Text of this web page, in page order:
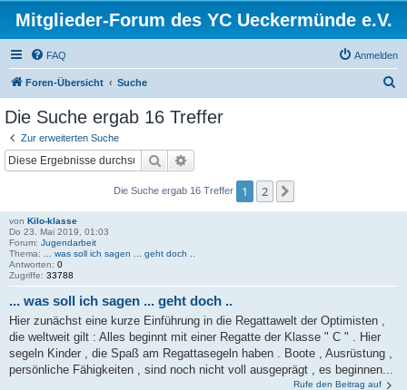
Mitglieder-Forum des YC Ueckermünde e.V.
FAQ Anmelden
Foren-Übersicht Suche
Die Suche ergab 16 Treffer
Zur erweiterten Suche
Suche
Die Suche ergab 16 Treffer 1 2
von Kilo-klasse
Do 23. Mai 2019, 01:03
Forum: Jugendarbeit
Thema:
... was soll ich sagen ... geht doch ..
Antworten: 0
Zugriffe: 33788
... was soll ich sagen ... geht doch ..
Hier zunächst eine kurze Einführung in die Regattawelt der Optimisten ,
die weltweit gilt : Alles beginnt mit einer Regatte der Klasse " C " . Hier
segeln Kinder , die Spaß am Regattasegeln haben . Boote , Ausrüstung ,
persönliche Fähigkeiten , sind noch nicht voll ausgeprägt , es beginnen...
Rufe den Beitrag auf